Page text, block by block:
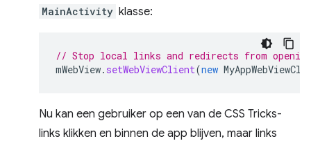
MainActivity klasse:
// Stop local links and redirects from opening
mWebView. setWebViewClient(new
Nu kan een gebruiker op een van de CSS Tricks-
links klikken en binnen de app blijven, maar links